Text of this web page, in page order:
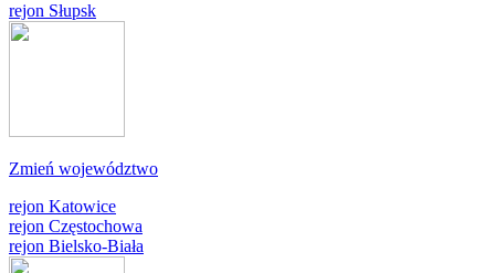
rejon Słupsk
Zmień województwo
rejon Katowice
rejon Częstochowa
rejon Bielsko-Biała